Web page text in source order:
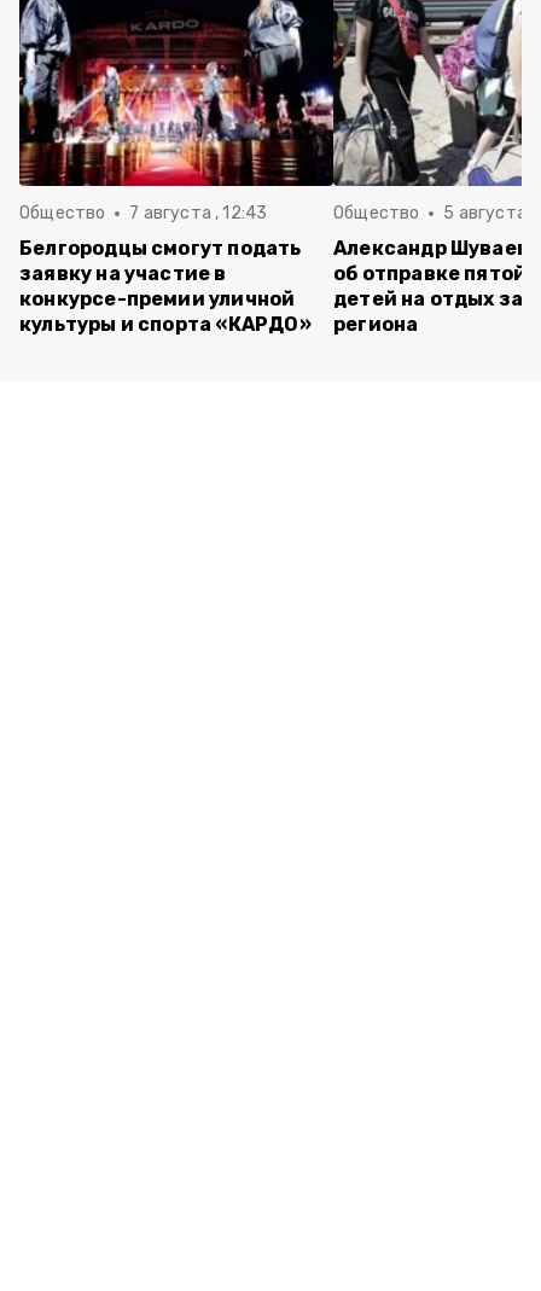
Общество 7 августа , 12:43
Белгородцы смогут подать
заявку на участие в
конкурсе-премии уличной
культуры и спорта «КАРДО»
Общество 5 августа ,
Александр Шуваев
об отправке пятой
детей на отдых за
региона